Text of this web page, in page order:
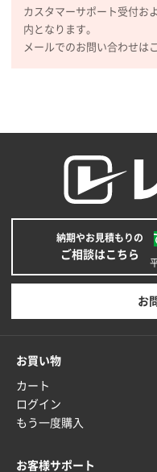
カスタマーサポート受付お
内となります。
メールでのお問い合わせは
納期やお見積もりの
ご相談はこちら
お
お買い物
カート
ログイン
もう一度購入
お客様サポート